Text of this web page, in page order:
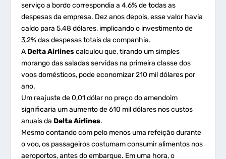
serviço a bordo correspondia a 4,6% de todas as
despesas da empresa. Dez anos depois, esse valor havia
caído para 5,48 dólares, implicando o investimento de
3,2% das despesas totais da companhia.
A Delta Airlinescalculou que, tirando um simples
morango das saladas servidas na primeira classe dos
voos domésticos, pode economizar 210 mil dólares por
ano.
Um reajuste de 0,01 dólar no preço do amendoim
significaria um aumento de 610 mil dólares nos custos
anuais da Delta Airlines.
Mesmo contando com pelo menos uma refeição durante
o voo, os passageiros costumam consumir alimentos nos
aeroportos, antes do embarque. Em uma hora, o